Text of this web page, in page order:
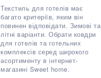
Текстиль для готелів має
багато критеріїв, яким він
повинен відповідати. Зимові та
літні варіанти. Обрати ковдри
для готелів та готельних
комплексів серед широкого
асортименту в інтернет-
магазині Sweet home.